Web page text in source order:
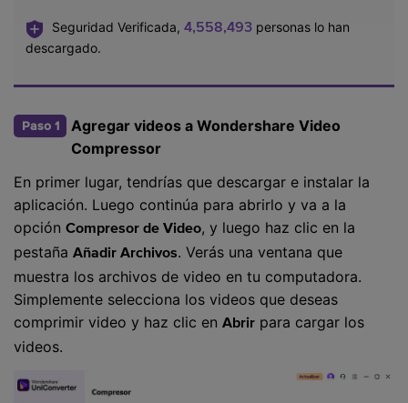
Seguridad Verificada, 4,558,496 personas lo han
descargado.
Paso 1
Agregar videos a Wondershare Video
Compressor
En primer lugar, tendrías que descargar e instalar la
aplicación. Luego continúa para abrirlo y va a la
opción Compresor de Video, y luego haz clic en la
pestaña Añadir Archivos. Verás una ventana que
muestra los archivos de video en tu computadora.
Simplemente selecciona los videos que deseas
comprimir video y haz clic en Abrir para cargar los
videos.